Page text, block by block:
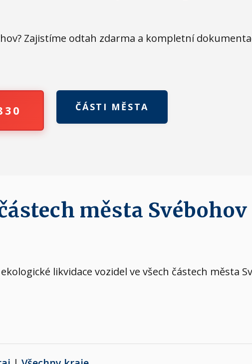
Zajistíme odtah zdarma a kompletní
ČÁSTI MĚSTA
města Svébohov
likvidace vozidel ve všech částech města